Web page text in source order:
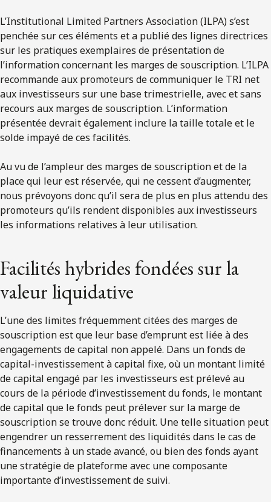
L’Institutional Limited Partners Association (ILPA) s’est
penchée sur ces éléments et a publié des lignes directrices
sur les pratiques exemplaires de présentation de
l’information concernant les marges de souscription. L’ILPA
recommande aux promoteurs de communiquer le TRI net
aux investisseurs sur une base trimestrielle, avec et sans
recours aux marges de souscription. L’information
présentée devrait également inclure la taille totale et le
solde impayé de ces facilités.
Au vu de l’ampleur des marges de souscription et de la
place qui leur est réservée, qui ne cessent d’augmenter,
nous prévoyons donc qu’il sera de plus en plus attendu des
promoteurs qu’ils rendent disponibles aux investisseurs
les informations relatives à leur utilisation.
Facilités hybrides fondées sur la
valeur liquidative
L’une des limites fréquemment citées des marges de
souscription est que leur base d’emprunt est liée à des
engagements de capital non appelé. Dans un fonds de
capital-investissement à capital fixe, où un montant limité
de capital engagé par les investisseurs est prélevé au
cours de la période d’investissement du fonds, le montant
de capital que le fonds peut prélever sur la marge de
souscription se trouve donc réduit. Une telle situation peut
engendrer un resserrement des liquidités dans le cas de
financements à un stade avancé, ou bien des fonds ayant
une stratégie de plateforme avec une composante
importante d’investissement de suivi.